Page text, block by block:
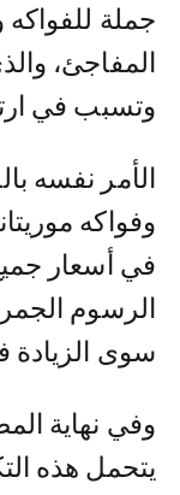
جملة
المفاجئ،
وتسبب في
الأمر نفسه
وفواكه
في أسعار
الرسوم
سوى الزيادة
وفي نهاية
يتحمل هذه